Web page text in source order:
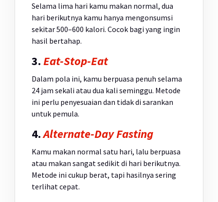
Selama lima hari kamu makan normal, dua
hari berikutnya kamu hanya mengonsumsi
sekitar 500–600 kalori. Cocok bagi yang ingin
hasil bertahap.
3.Eat-Stop-Eat
Dalam pola ini, kamu berpuasa penuh selama
24 jam sekali atau dua kali seminggu. Metode
ini perlu penyesuaian dan tidak di sarankan
untuk pemula.
4.Alternate-Day Fasting
Kamu makan normal satu hari, lalu berpuasa
atau makan sangat sedikit di hari berikutnya.
Metode ini cukup berat, tapi hasilnya sering
terlihat cepat.